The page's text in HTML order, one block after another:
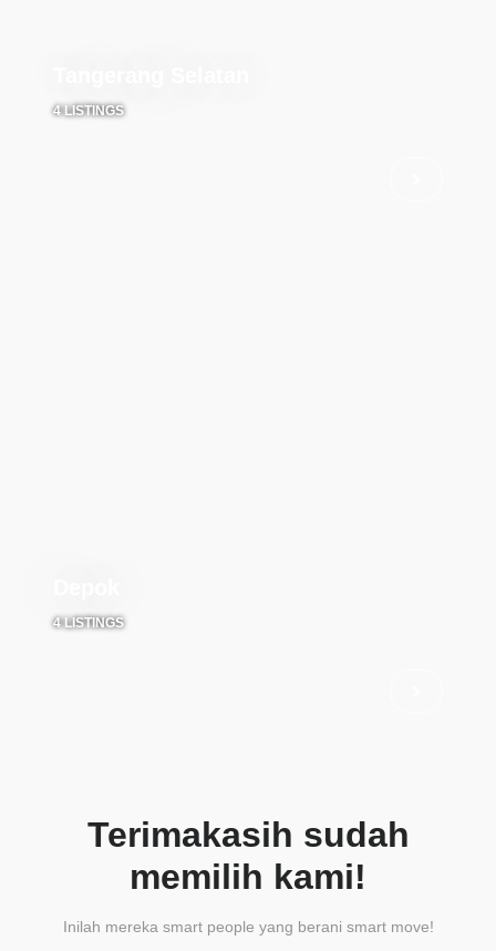
4 LISTINGS
4 LISTINGS
Terimakasih sudah
memilih kami!
Inilah mereka smart people yang berani smart move!